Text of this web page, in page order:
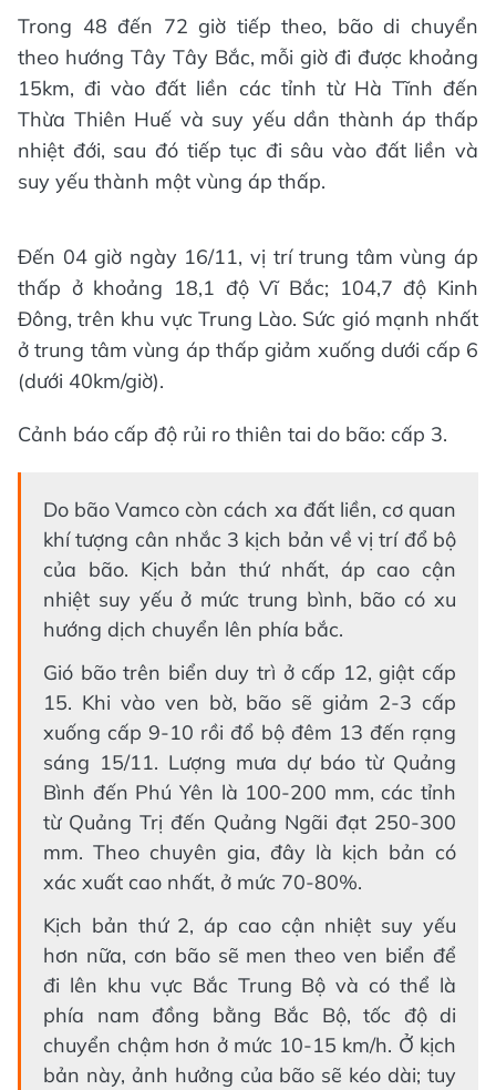
Trong 48 đến 72 giờ tiếp theo, bão di chuyển
theo hướng Tây Tây Bắc, mỗi giờ đi được khoảng
15km, đi vào đất liền các tỉnh từ Hà Tĩnh đến
Thừa Thiên Huế và suy yếu dần thành áp thấp
nhiệt đới, sau đó tiếp tục đi sâu vào đất liền và
suy yếu thành một vùng áp thấp.
Đến 04 giờ ngày 16/11, vị trí trung tâm vùng áp
thấp ở khoảng 18,1 độ Vĩ Bắc; 104,7 độ Kinh
Đông, trên khu vực Trung Lào. Sức gió mạnh nhất
ở trung tâm vùng áp thấp giảm xuống dưới cấp 6
(dưới 40km/giờ).
Cảnh báo cấp độ rủi ro thiên tai do bão: cấp 3.
Do bão Vamco còn cách xa đất liền, cơ quan
khí tượng cân nhắc 3 kịch bản về vị trí đổ bộ
của bão. Kịch bản thứ nhất, áp cao cận
nhiệt suy yếu ở mức trung bình, bão có xu
hướng dịch chuyển lên phía bắc.
Gió bão trên biển duy trì ở cấp 12, giật cấp
15. Khi vào ven bờ, bão sẽ giảm 2-3 cấp
xuống cấp 9-10 rồi đổ bộ đêm 13 đến rạng
sáng 15/11. Lượng mưa dự báo từ Quảng
Bình đến Phú Yên là 100-200 mm, các tỉnh
từ Quảng Trị đến Quảng Ngãi đạt 250-300
mm. Theo chuyên gia, đây là kịch bản có
xác xuất cao nhất, ở mức 70-80%.
Kịch bản thứ 2, áp cao cận nhiệt suy yếu
hơn nữa, cơn bão sẽ men theo ven biển để
đi lên khu vực Bắc Trung Bộ và có thể là
phía nam đồng bằng Bắc Bộ, tốc độ di
chuyển chậm hơn ở mức 10-15 km/h. Ở kịch
bản này, ảnh hưởng của bão sẽ kéo dài; tuy